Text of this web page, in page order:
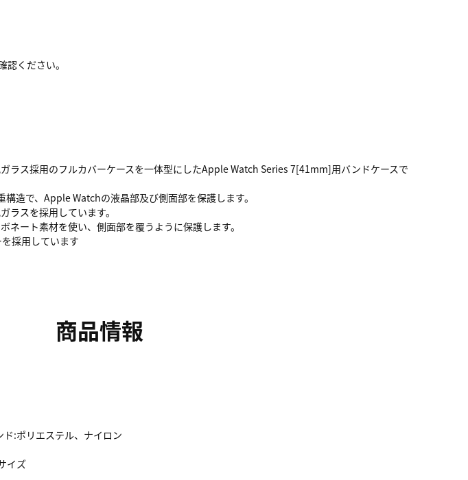
ください。
ラス採用のフルカバーケースを一体型にしたApple Watch Series 7[41mm]用バンドケースで
造で、Apple Watchの液晶部及び側面部を保護します。
ラスを採用しています。
ート素材を使い、側面部を覆うように保護します。
採用しています
商品情報
ド:ポリエステル、ナイロン
イズ